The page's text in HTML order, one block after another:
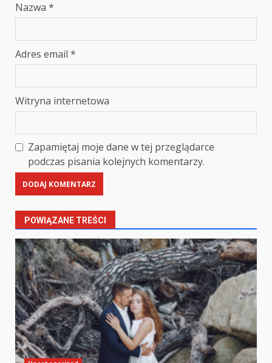
Nazwa *
Adres email *
Witryna internetowa
Zapamiętaj moje dane w tej przeglądarce
podczas pisania kolejnych komentarzy.
POWIĄZANE TREŚCI